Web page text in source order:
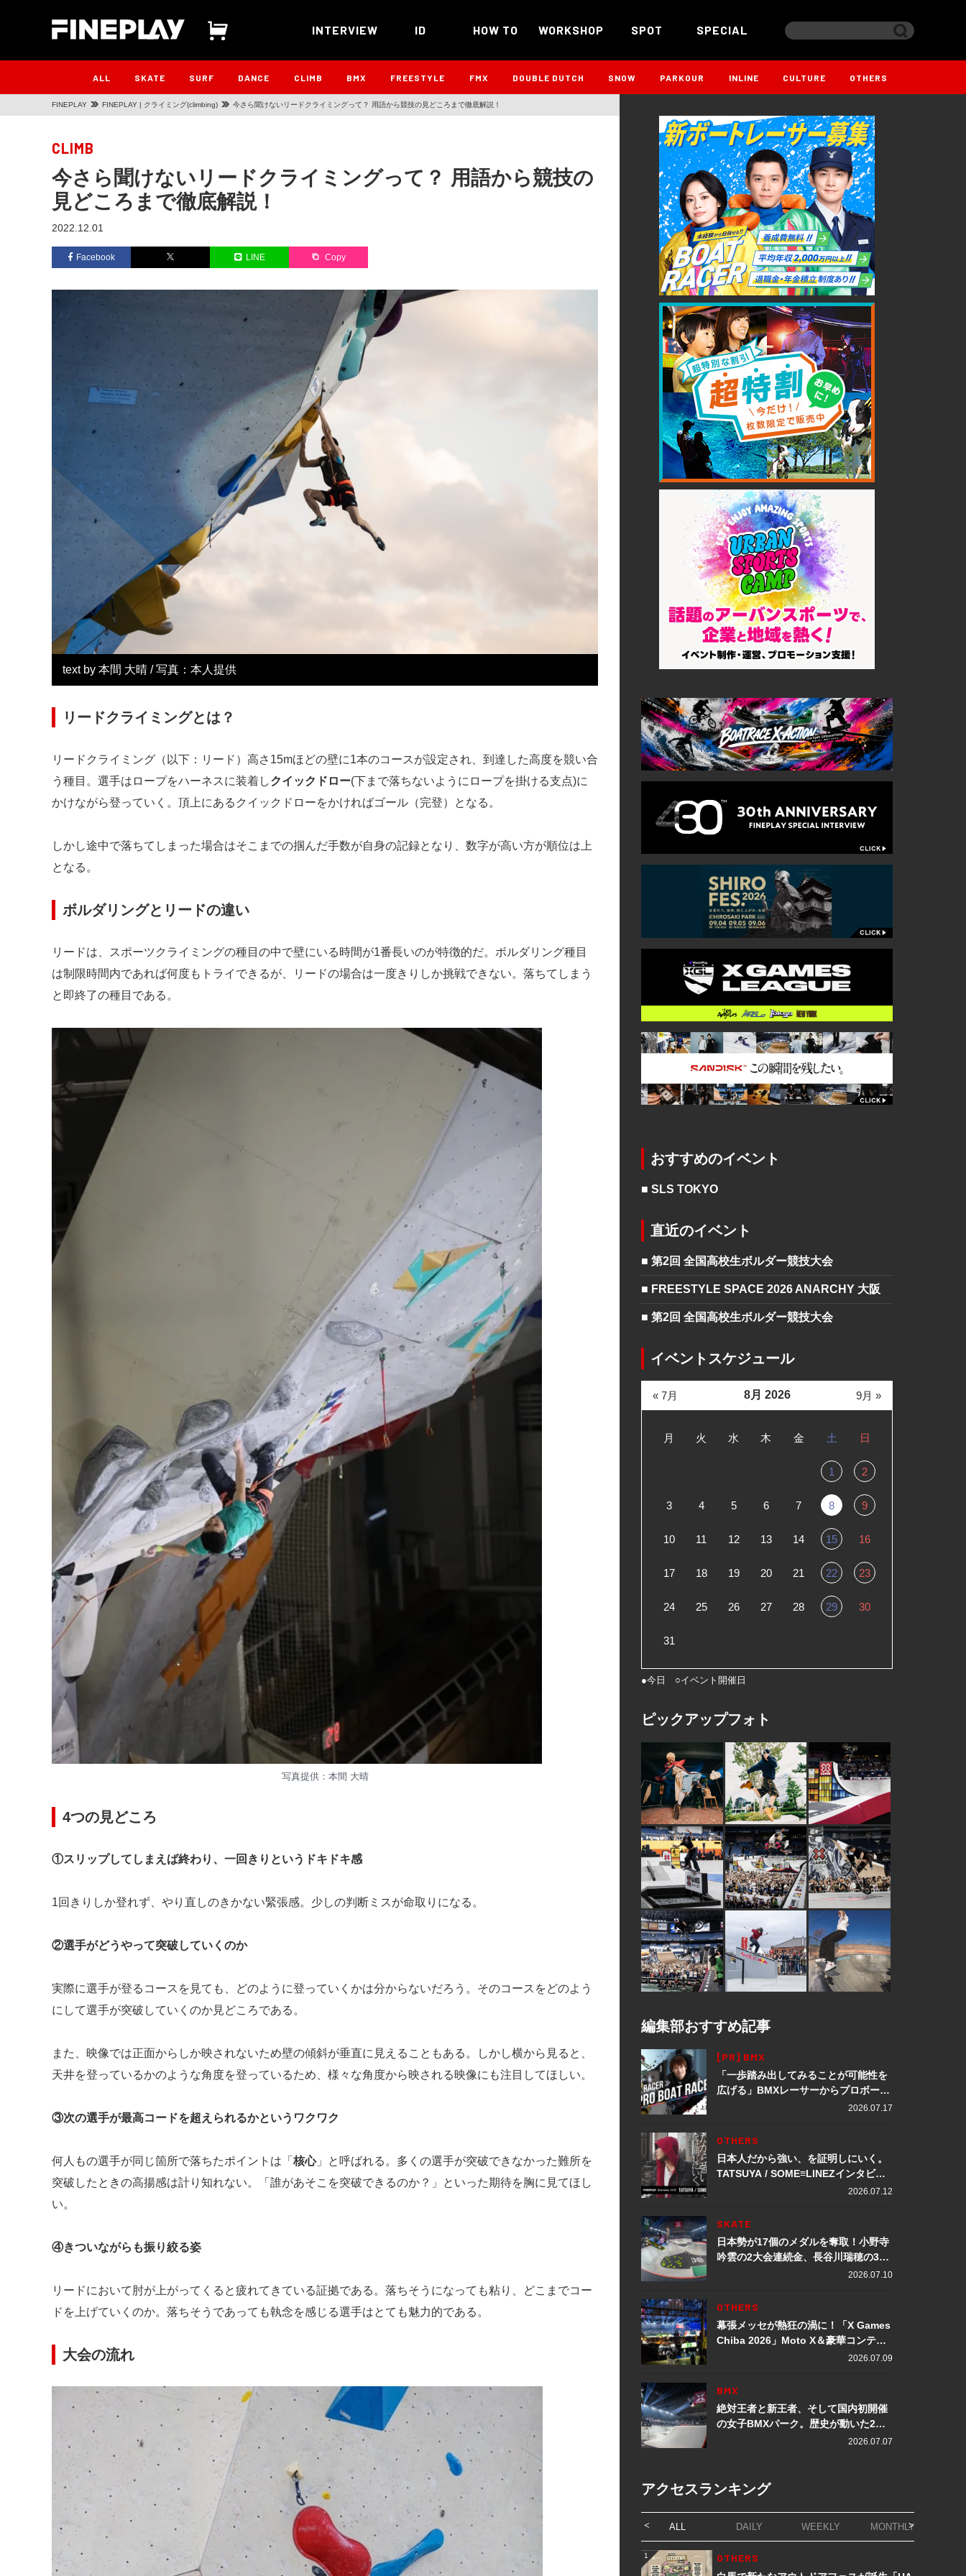
INTERVIEW ID HOW TO WORKSHOP SPOT SPECIAL
ALL SKATE SURF DANCE CLIMB BMX FREESTYLE FMX DOUBLE DUTCH SNOW PARKOUR INLINE CULTURE OTHERS
FINEPLAY FINEPLAY | クライミング(climbing) 今さら聞けないリードクライミングって？ 用語から競技の見どころまで徹底解説！
CLIMB
今さら聞けないリードクライミングって？ 用語から競技の
見どころまで徹底解説！
2022.12.01
Facebook LINE Copy
text by 本間 大晴 / 写真：本人提供
リードクライミングとは？
リードクライミング（以下：リード）高さ15mほどの壁に1本のコースが設定され、到達した高度を競い合
う種目。選手はロープをハーネスに装着しクイックドロー(下まで落ちないようにロープを掛ける支点)に
かけながら登っていく。頂上にあるクイックドローをかければゴール（完登）となる。
しかし途中で落ちてしまった場合はそこまでの掴んだ手数が自身の記録となり、数字が高い方が順位は上
となる。
ボルダリングとリードの違い
リードは、スポーツクライミングの種目の中で壁にいる時間が1番長いのが特徴的だ。ボルダリング種目
は制限時間内であれば何度もトライできるが、リードの場合は一度きりしか挑戦できない。落ちてしまう
と即終了の種目である。
写真提供：本間 大晴
4つの見どころ
①スリップしてしまえば終わり、一回きりというドキドキ感
1回きりしか登れず、やり直しのきかない緊張感。少しの判断ミスが命取りになる。
②選手がどうやって突破していくのか
実際に選手が登るコースを見ても、どのように登っていくかは分からないだろう。そのコースをどのよう
にして選手が突破していくのか見どころである。
また、映像では正面からしか映されないため壁の傾斜が垂直に見えることもある。しかし横から見ると、
天井を登っているかのような角度を登っているため、様々な角度から映される映像にも注目してほしい。
③次の選手が最高コードを超えられるかというワクワク
何人もの選手が同じ箇所で落ちたポイントは「 核心」と呼ばれる。多くの選手が突破できなかった難所を
突破したときの高揚感は計り知れない。「誰があそこを突破できるのか？」といった期待を胸に見てほし
い。
④きついながらも振り絞る姿
リードにおいて肘が上がってくると疲れてきている証拠である。落ちそうになっても粘り、どこまでコー
ドを上げていくのか。落ちそうであっても執念を感じる選手はとても魅力的である。
大会の流れ
おすすめのイベント
■ SLS TOKYO
直近のイベント
■ 第2回 全国高校生ボルダー競技大会
■ FREESTYLE SPACE 2026 ANARCHY 大阪
■ 第2回 全国高校生ボルダー競技大会
イベントスケジュール
8月 2026
月 火 水 木 金 土 日
1 2
3 4 5 6 7 8 9
10 11 12 13 14 15 16
17 18 19 20 21 22 23
24 25 26 27 28 29 30
31
« 7月 9月 »
●今日 ○イベント開催日
ピックアップフォト
編集部おすすめ記事
[PR] BMX
「一歩踏み出してみることが可能性を
広げる」BMXレーサーからプロボート
レーサーへ転身。上田龍星が体現する
2026.07.17
OTHERS
日本人だから強い、を証明しにいく。
TATSUYA / SOME≡LINEZインタビュ
2026.07.12
SKATE
日本勢が17個のメダルを奪取！小野寺
吟雲の2大会連続金、長谷川瑞穂の3メ
ダル獲得など数々の快挙をプレイバッ
2026.07.10
OTHERS
幕張メッセが熱狂の渦に！「X Games
Chiba 2026」Moto X＆豪華コンテン
2026.07.09
BMX
絶対王者と新王者、そして国内初開催
の女子BMXパーク。歴史が動いた2日
2026.07.07
アクセスランキング
ALL DAILY WEEKLY MONTHLY
1 OTHERS